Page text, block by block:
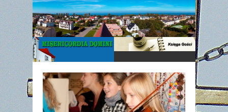
WYPOCZYNEK
Gazetka
Parafialna